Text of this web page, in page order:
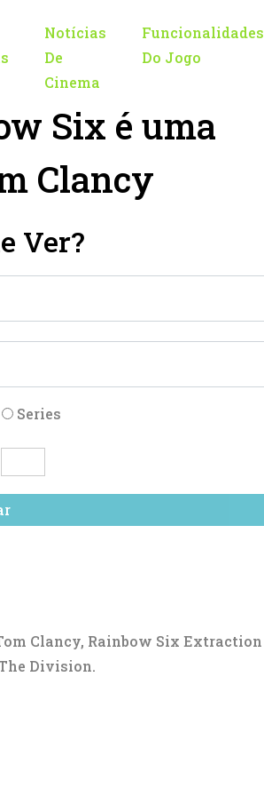
Notícias
De
Cinema
Funcionalidades
Do Jogo
Six é uma
Clancy
Ver?
Series
Clancy, Rainbow Six Extraction
Division.